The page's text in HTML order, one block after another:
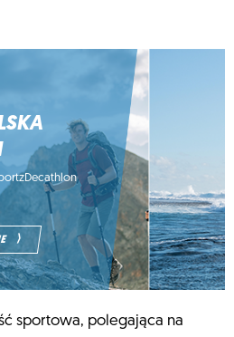
⟩
sportowa, polegająca na